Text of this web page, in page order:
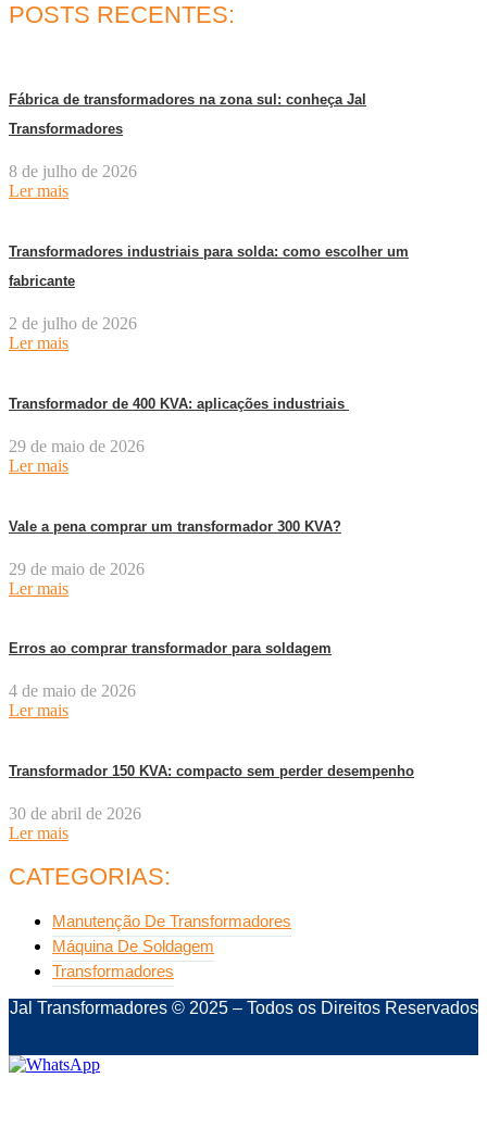
POSTS RECENTES:
Fábrica de transformadores na zona sul: conheça Jal
Transformadores
8 de julho de 2026
Ler mais
Transformadores industriais para solda: como escolher um
fabricante
2 de julho de 2026
Ler mais
Transformador de 400 KVA: aplicações industriais
29 de maio de 2026
Ler mais
Vale a pena comprar um transformador 300 KVA?
29 de maio de 2026
Ler mais
Erros ao comprar transformador para soldagem
4 de maio de 2026
Ler mais
Transformador 150 KVA: compacto sem perder desempenho
30 de abril de 2026
Ler mais
CATEGORIAS:
Manutenção De Transformadores
Máquina De Soldagem
Transformadores
Jal Transformadores © 2025 – Todos os Direitos Reservados